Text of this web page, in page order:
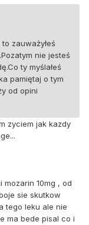
zauważyłeś
nie jesteś
ty myślałeś
pamiętaj o tym
od opini
zyciem jak kazdy
10mg , od
sie skutkow
tego leku ale nie
ma bede pisal co i